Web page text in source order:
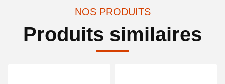
NOS PRODUITS
Produits similaires